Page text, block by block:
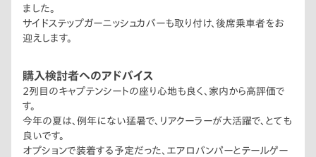
ました。
サイドステップガーニッシュカバーも取り付け、後席乗車者をお
迎えします。
購入検討者へのアドバイス
2列目のキャプテンシートの座り心地も良く、家内から高評価で
す。
今年の夏は、例年にない猛暑で、リアクーラーが大活躍で、とても
良いです。
オプションで装着する予定だった、エアロバンパーとテールゲー